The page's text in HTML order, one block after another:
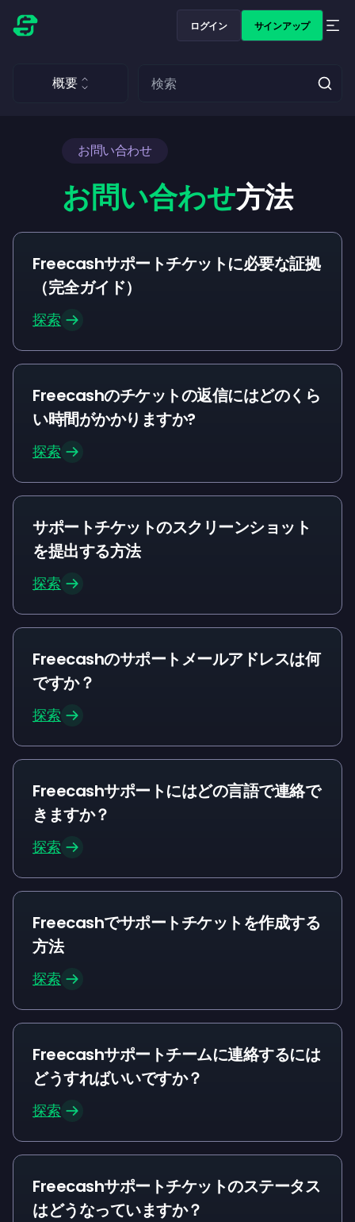
ログイン サインアップ
概要
お問い合わせ
お問い合わせ方法
Freecashサポートチケットに必要な証拠
（完全ガイド）
探索
Freecashのチケットの返信にはどのくら
い時間がかかりますか?
探索
サポートチケットのスクリーンショット
を提出する方法
探索
Freecashのサポートメールアドレスは何
ですか？
探索
Freecashサポートにはどの言語で連絡で
きますか？
探索
Freecashでサポートチケットを作成する
方法
探索
Freecashサポートチームに連絡するには
どうすればいいですか？
探索
Freecashサポートチケットのステータス
はどうなっていますか？